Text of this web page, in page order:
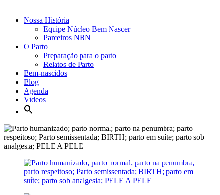
Nossa História
Equipe Núcleo Bem Nascer
Parceiros NBN
O Parto
Preparação para o parto
Relatos de Parto
Bem-nascidos
Blog
Agenda
Vídeos